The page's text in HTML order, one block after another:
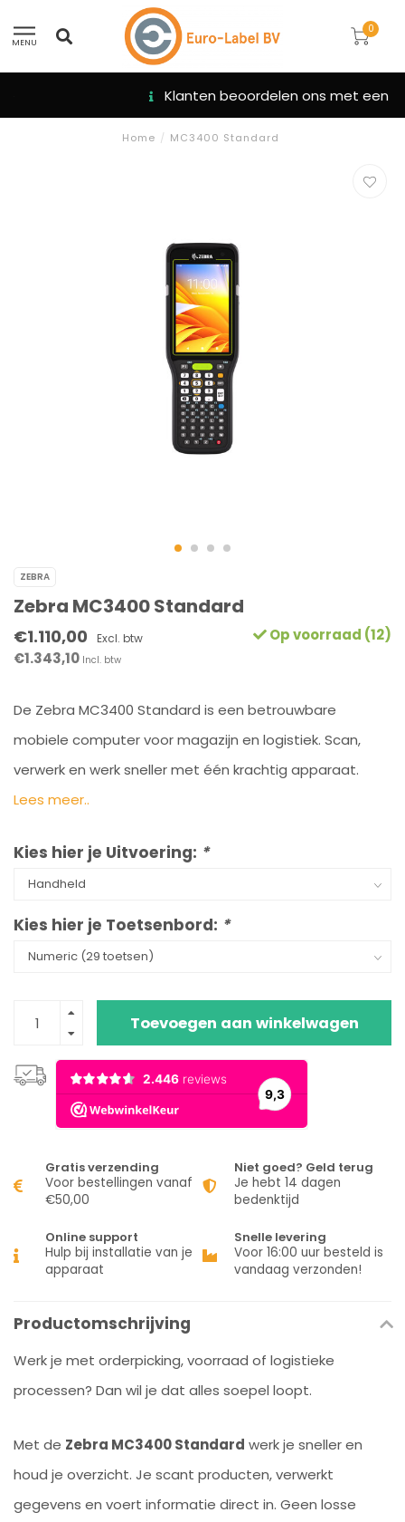
MENU
0
Klanten beoordelen ons met een 9.3
Home / MC3400 Standard
ZEBRA
Zebra MC3400 Standard
€1.110,00 Excl. btw
€1.343,10 Incl. btw
Op voorraad (12)
De Zebra MC3400 Standard is een betrouwbare
mobiele computer voor magazijn en logistiek. Scan,
verwerk en werk sneller met één krachtig apparaat.
Lees meer..
Kies hier je Uitvoering: *
Kies hier je Toetsenbord: *
Toevoegen aan winkelwagen
Gratis verzending
Voor bestellingen vanaf
€50,00
Niet goed? Geld terug
Je hebt 14 dagen
bedenktijd
Online support
Hulp bij installatie van je
apparaat
Snelle levering
Voor 16:00 uur besteld is
vandaag verzonden!
Productomschrijving
Werk je met orderpicking, voorraad of logistieke
processen? Dan wil je dat alles soepel loopt.
Met de Zebra MC3400 Standard werk je sneller en
houd je overzicht. Je scant producten, verwerkt
gegevens en voert informatie direct in. Geen losse